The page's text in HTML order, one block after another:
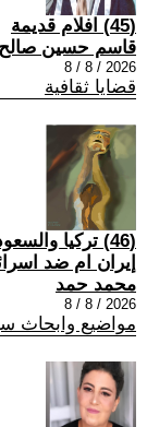
(45) افلام قديمة
قاسم حسين صالح
2026 / 8 / 8
قضايا ثقافية
(46) تركيا
إيران ام ضد
محمد حمد
2026 / 8 / 8
مواضيع وابحاث